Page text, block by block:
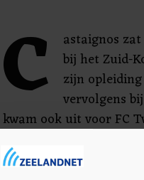
C
astaignos
bij het Zuid-
zijn
vervolgens
kwam ook uit voor FC